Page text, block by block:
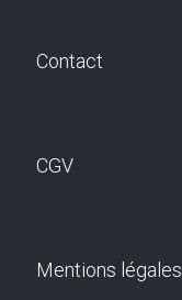
Contact
CGV
Mentions légales